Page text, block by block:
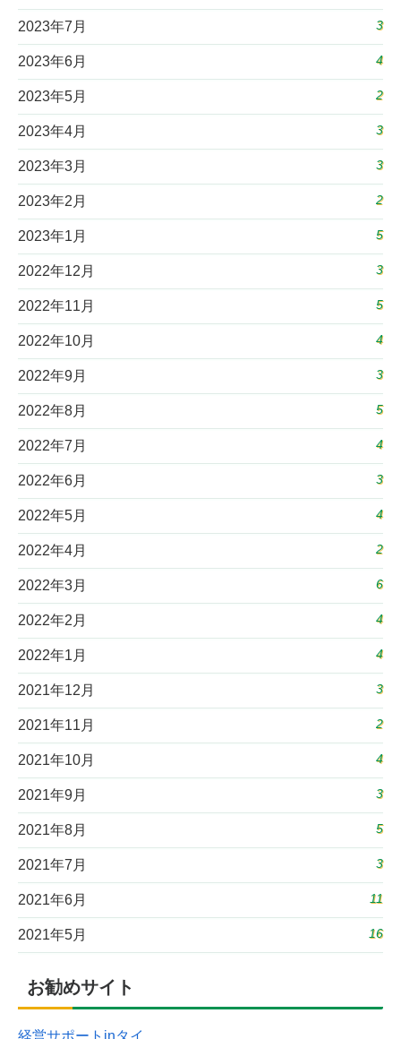
2023年7月 3
2023年6月 4
2023年5月 2
2023年4月 3
2023年3月 3
2023年2月 2
2023年1月 5
2022年12月 3
2022年11月 5
2022年10月 4
2022年9月 3
2022年8月 5
2022年7月 4
2022年6月 3
2022年5月 4
2022年4月 2
2022年3月 6
2022年2月 4
2022年1月 4
2021年12月 3
2021年11月 2
2021年10月 4
2021年9月 3
2021年8月 5
2021年7月 3
2021年6月 11
2021年5月 16
お勧めサイト
経営サポートinタイ